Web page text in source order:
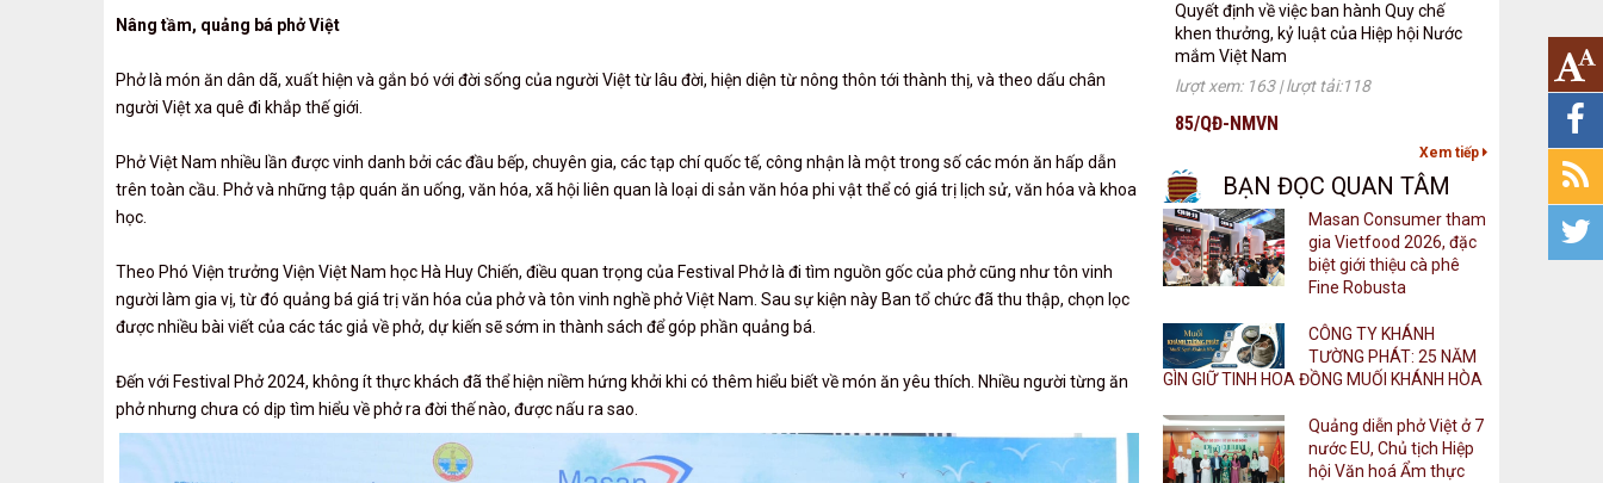
Nâng tầm, quảng bá phở Việt
Phở là món ăn dân dã, xuất hiện và gắn bó với đời sống của người Việt từ lâu đời, hiện diện từ nông thôn tới thành thị, và theo dấu chân
người Việt xa quê đi khắp thế giới.
Phở Việt Nam nhiều lần được vinh danh bởi các đầu bếp, chuyên gia, các tạp chí quốc tế, công nhận là một trong số các món ăn hấp dẫn
trên toàn cầu. Phở và những tập quán ăn uống, văn hóa, xã hội liên quan là loại di sản văn hóa phi vật thể có giá trị lịch sử, văn hóa và khoa
học.
Theo Phó Viện trưởng Viện Việt Nam học Hà Huy Chiến, điều quan trọng của Festival Phở là đi tìm nguồn gốc của phở cũng như tôn vinh
người làm gia vị, từ đó quảng bá giá trị văn hóa của phở và tôn vinh nghề phở Việt Nam. Sau sự kiện này Ban tổ chức đã thu thập, chọn lọc
được nhiều bài viết của các tác giả về phở, dự kiến sẽ sớm in thành sách để góp phần quảng bá.
Đến với Festival Phở 2024, không ít thực khách đã thể hiện niềm hứng khởi khi có thêm hiểu biết về món ăn yêu thích. Nhiều người từng ăn
phở nhưng chưa có dịp tìm hiểu về phở ra đời thế nào, được nấu ra sao.
85/QĐ-NMVN
Quyết định về việc ban hành Quy chế giải
quyết đơn, thư kiến nghị, phản ánh,
tranh chấp, khiếu nại và tố cáo của Hiệp
hội Nước mắm Việt Nam
86/QĐ-NMVN
Quyết định về việc ban hành Quy chế
quản lý hội viên của Hiệp hội Nước mắm
Việt Nam
lượt xem: 156 | lượt tải:131
81/QĐ-NMVN
Quyết định về việc ban hành Quy chế tổ
chức và hoạt động Ban Chấp hành, Ban
Nước mắm Việt Nam
lượt xem: 144 | lượt tải:116
Xem tiếp
BẠN ĐỌC QUAN TÂM
Masan Consumer tham
gia Vietfood 2026, đặc
biệt giới thiệu cà phê
Fine Robusta
CÔNG TY KHÁNH
TƯỜNG PHÁT: 25 NĂM
GÌN GIỮ TINH HOA ĐỒNG MUỐI KHÁNH HÒA
Quảng diễn phở Việt ở 7
nước EU, Chủ tịch Hiệp
hội Văn hoá Ẩm thực